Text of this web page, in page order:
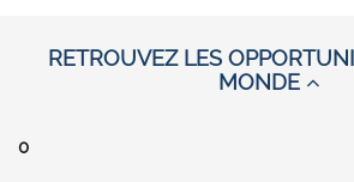
RETROUVEZ LES
MONDE
0